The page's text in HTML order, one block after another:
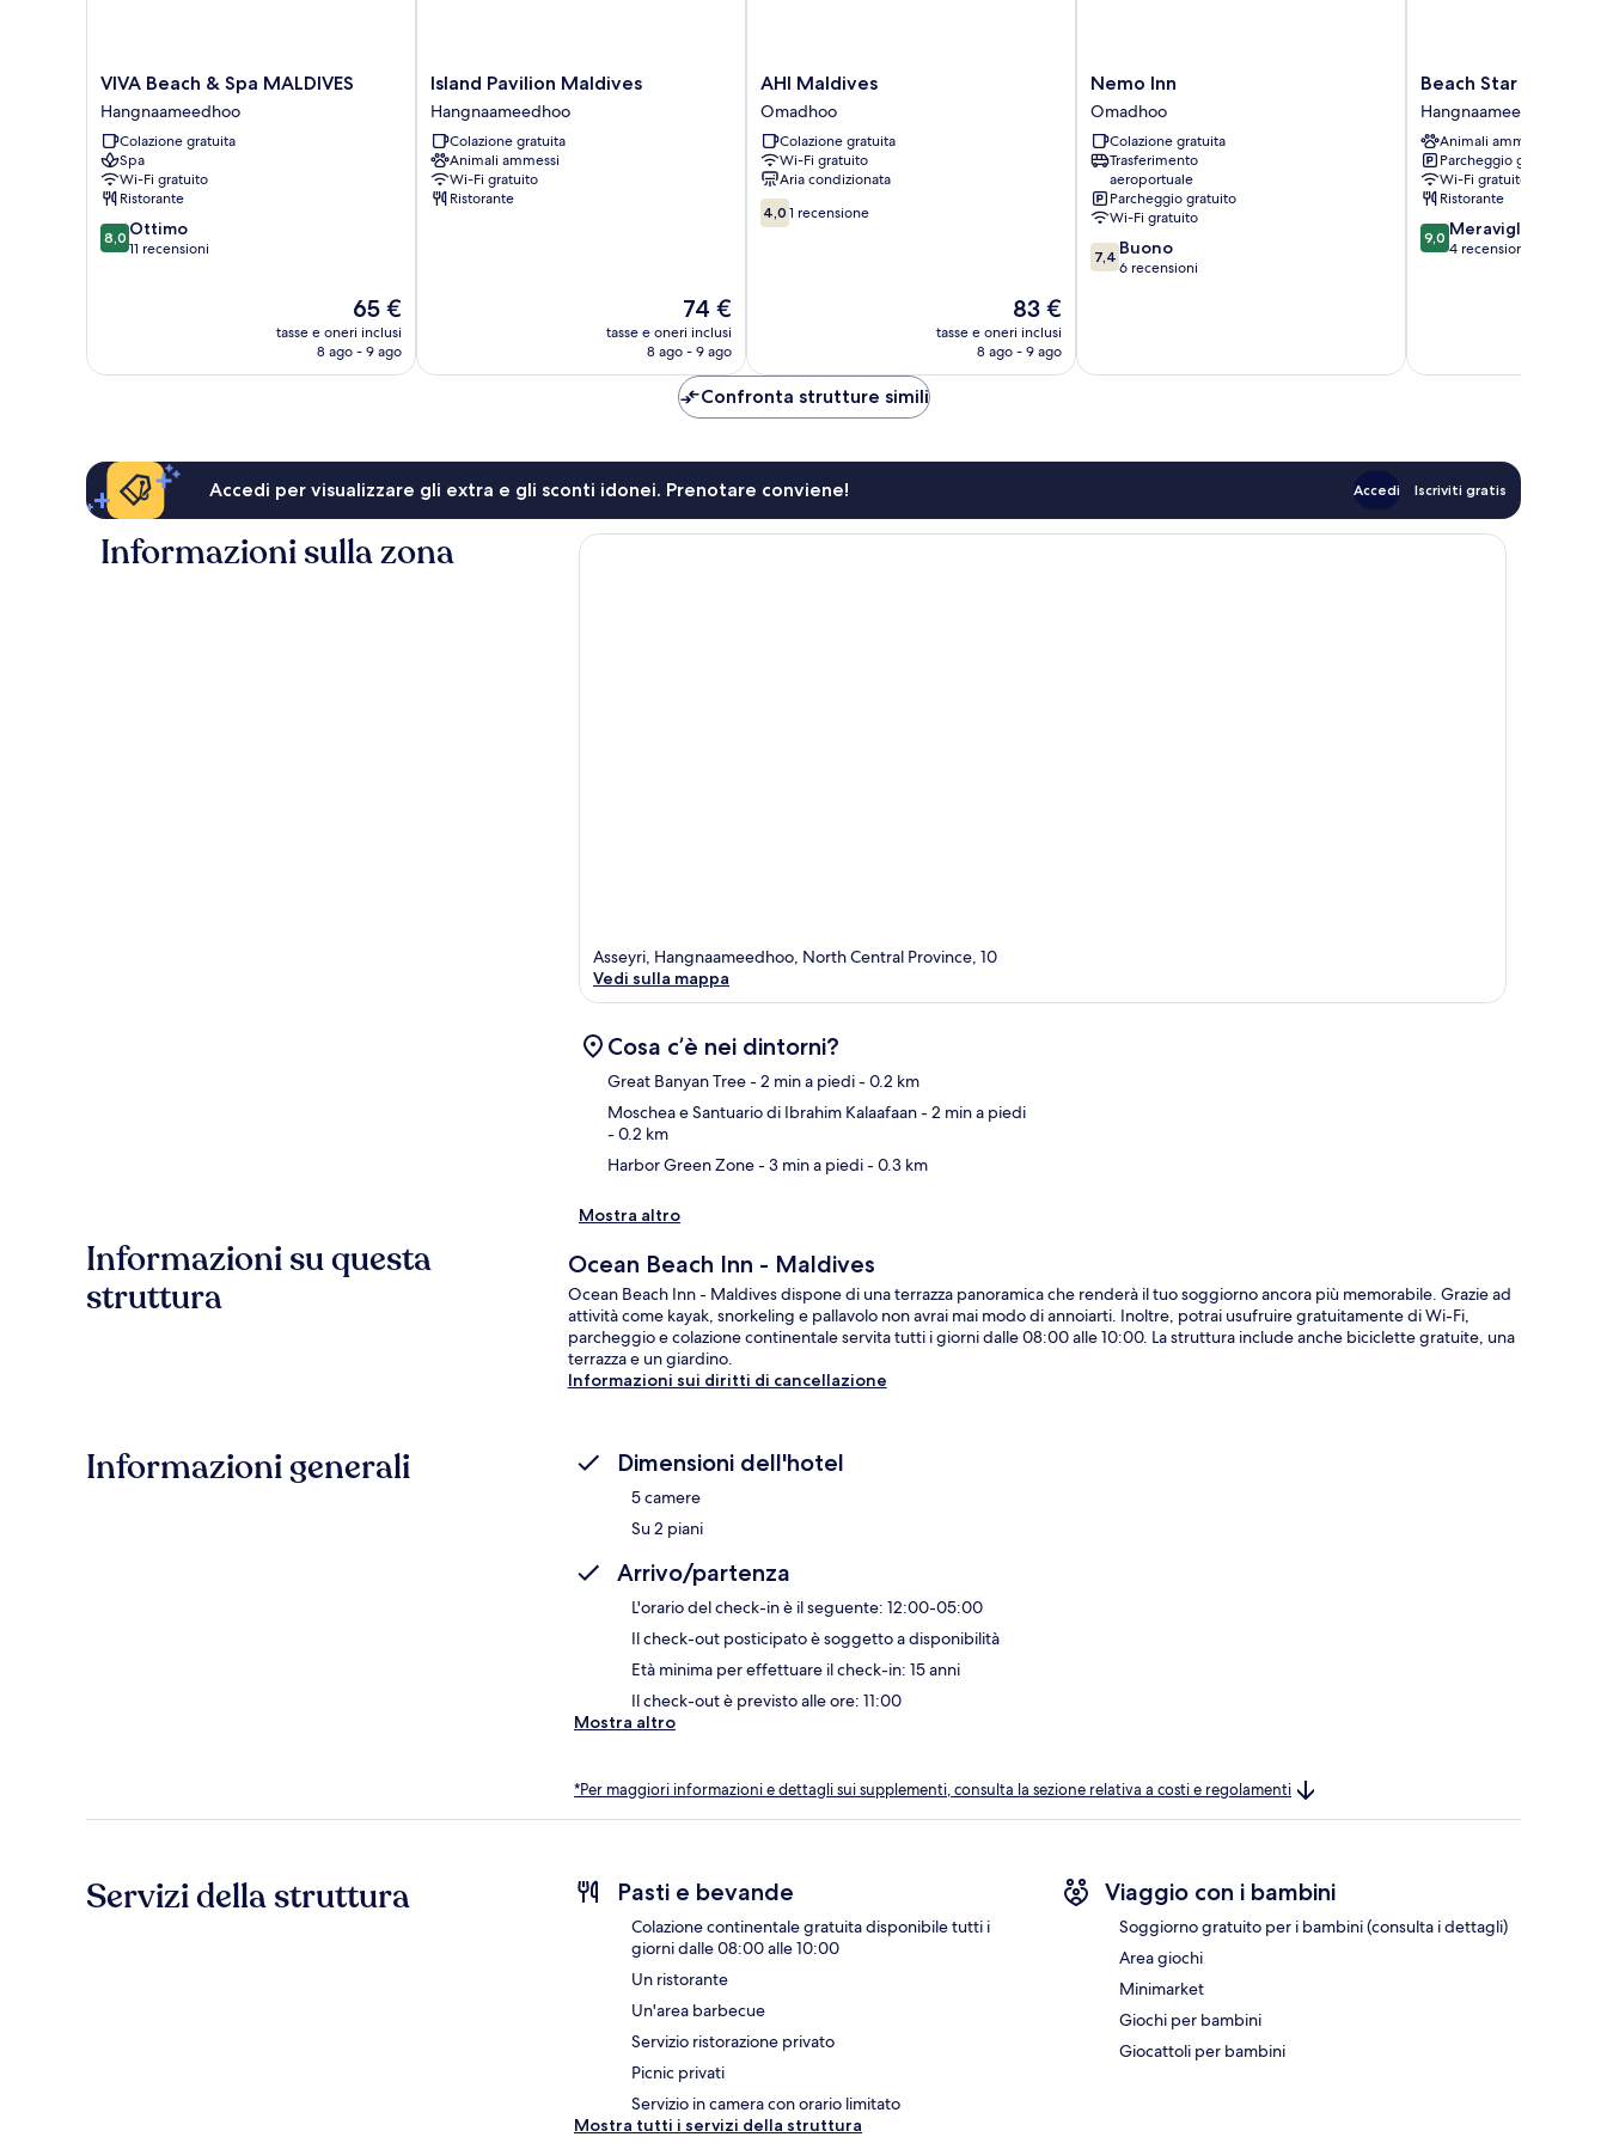
VIVA
Beach
&
Spa
MALDIVES
Hangnaameedhoo
VIVA Beach & Spa MALDIVES
Hangnaameedhoo
Colazione gratuita
Spa
Wi-Fi gratuito
Ristorante
8.0
su
8,0 Ottimo
11 recensioni
Il
prezzo
attuale
65 €
tasse e oneri inclusi
8 ago - 9 ago
Island
Pavilion
Maldives
Hangnaameedhoo
Island Pavilion Maldives
Hangnaameedhoo
Colazione gratuita
Animali ammessi
Wi-Fi gratuito
Ristorante
Il
prezzo
attuale
74 €
74 €
tasse e oneri inclusi
8 ago - 9 ago
AHI
Maldives
Omadhoo
AHI Maldives
Omadhoo
Colazione gratuita
Wi-Fi gratuito
Aria condizionata
4.0
su
4,0 1 recensione
Il
prezzo
attuale
83 €
tasse e oneri inclusi
8 ago - 9 ago
Nemo
Inn
Omadhoo
Nemo Inn
Omadhoo
Colazione gratuita
Trasferimento
aeroportuale
Parcheggio gratuito
Wi-Fi gratuito
7.4
su
7,4 Buono
6 recensioni
Beach
Star
Maldives
Hangnaameedhoo
Beach Star Maldives
Hangnaameedhoo
Animali ammessi
Parcheggio gratuito
Wi-Fi gratuito
Ristorante
9.0
su
9,0 Meraviglioso
4 recensioni
Confronta strutture simili
Accedi per visualizzare gli extra e gli sconti idonei. Prenotare conviene! Accedi Iscriviti gratis
Informazioni sulla zona
Asseyri, Hangnaameedhoo, North Central Province, 10
Vedi sulla mappa
Cosa c’è nei dintorni?
Great Banyan Tree- 2 min a piedi- 0.2 km
Moschea e Santuario di Ibrahim Kalaafaan- 2 min a piedi
- 0.2 km
Harbor Green Zone- 3 min a piedi- 0.3 km
Mostra altro
Informazioni su questa
struttura
Ocean Beach Inn - Maldives
Ocean Beach Inn - Maldives dispone di una terrazza panoramica che renderà il tuo soggiorno ancora più memorabile. Grazie ad
attività come kayak, snorkeling e pallavolo non avrai mai modo di annoiarti. Inoltre, potrai usufruire gratuitamente di Wi-Fi,
parcheggio e colazione continentale servita tutti i giorni dalle 08:00 alle 10:00. La struttura include anche biciclette gratuite, una
terrazza e un giardino.
Informazioni sui diritti di cancellazione
Informazioni generali Dimensioni dell'hotel
5 camere
Su 2 piani
Arrivo/partenza
L'orario del check-in è il seguente: 12:00-05:00
Il check-out posticipato è soggetto a disponibilità
Età minima per effettuare il check-in: 15 anni
Il check-out è previsto alle ore: 11:00
Mostra altro
*Per maggiori informazioni e dettagli sui supplementi, consulta la sezione relativa a costi e regolamenti
Servizi della struttura Pasti e bevande
Colazione continentale gratuita disponibile tutti i
giorni dalle 08:00 alle 10:00
Un ristorante
Un'area barbecue
Servizio ristorazione privato
Picnic privati
Servizio in camera con orario limitato
Viaggio con i bambini
Soggiorno gratuito per i bambini (consulta i dettagli)
Area giochi
Minimarket
Giochi per bambini
Giocattoli per bambini
Mostra tutti i servizi della struttura